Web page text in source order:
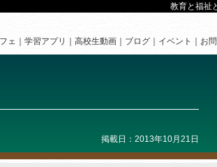
教育と福祉
ェ 学習アプリ 高校生動画 ブログ イベント お
掲載日：2013年10月21日